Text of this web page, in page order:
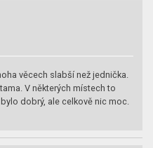
věcech slabší než jednička.
V některých místech to
dobrý, ale celkově nic moc.